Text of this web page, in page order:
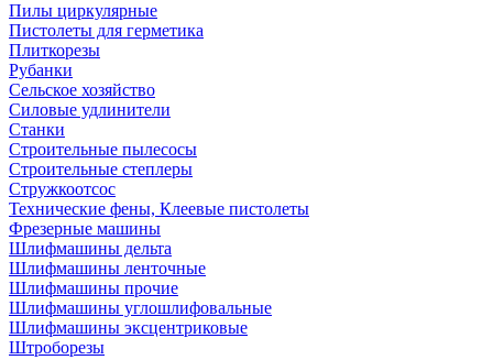
Пилы циркулярные
Пистолеты для герметика
Плиткорезы
Рубанки
Сельское хозяйство
Силовые удлинители
Станки
Строительные пылесосы
Строительные степлеры
Стружкоотсос
Технические фены, Клеевые пистолеты
Фрезерные машины
Шлифмашины дельта
Шлифмашины ленточные
Шлифмашины прочие
Шлифмашины углошлифовальные
Шлифмашины эксцентриковые
Штроборезы